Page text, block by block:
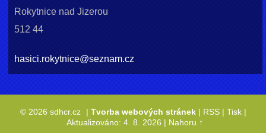
Rokytnice nad Jizerou
512 44
hasici.rokytnice@seznam.cz
© 2026 sdhcr.cz | Tvorba webových stránek| RSS| Tisk|
Aktualizováno: 4. 8. 2026 | Nahoru ↑